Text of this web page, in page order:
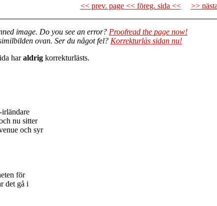
<< prev. page << föreg. sida << >>
image. Do you see an error? Proofread the page now!
ovan. Ser du något fel? Korrekturläs sidan nu!
haraldrig korrekturlästs.
irländare
nu sitter
och syr
för
det gå i